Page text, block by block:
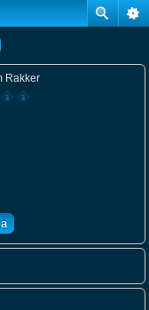
Rakker